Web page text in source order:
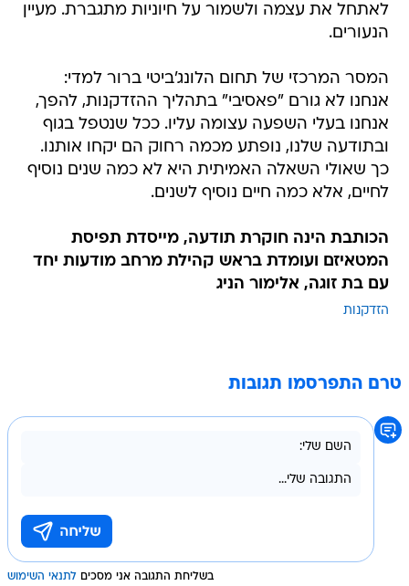
לאתחל את עצמה ולשמור על חיוניות מתגברת. מעיין
הנעורים.
המסר המרכזי של תחום הלונג'ביטי ברור למדי:
אנחנו לא גורם "פאסיבי" בתהליך ההזדקנות, להפך,
אנחנו בעלי השפעה עצומה עליו. ככל שנטפל בגוף
ובתודעה שלנו, נופתע מכמה רחוק הם יקחו אותנו.
כך שאולי השאלה האמיתית היא לא כמה שנים נוסיף
לחיים, אלא כמה חיים נוסיף לשנים.
הכותבת הינה חוקרת תודעה, מייסדת תפיסת
המטאיזם ועומדת בראש קהילת מרחב מודעות יחד
עם בת זוגה, אלימור הניג
הזדקנות
טרם התפרסמו תגובות
בשליחת התגובה אני מסכים לתנאי השימוש